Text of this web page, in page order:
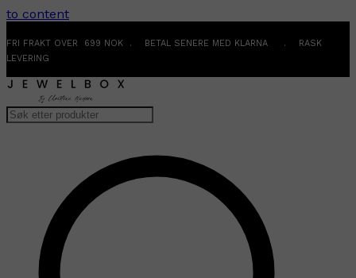
to content
FRI FRAKT OVER 699 NOK . BETAL SENERE MED KLARNA . RASK
LEVERING